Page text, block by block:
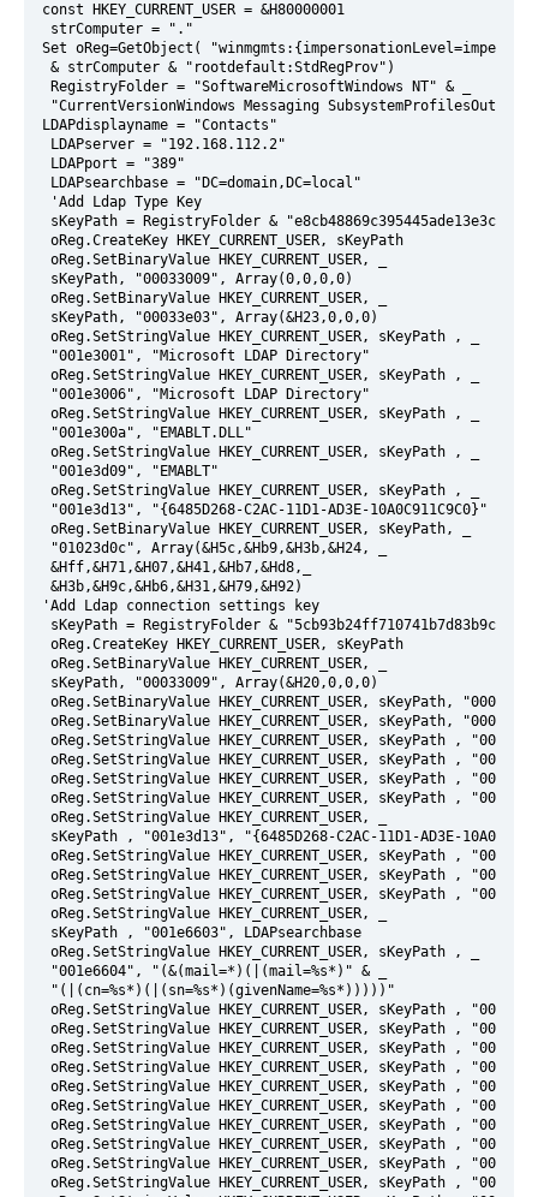
const HKEY_CURRENT_USER = &H80000001
strComputer = "."
Set oReg=GetObject(
& strComputer & "rootdefault:StdRegProv")
RegistryFolder = "SoftwareMicrosoftWindows NT" & _
"CurrentVersionWindows Messaging SubsystemProfilesOutlook"
LDAPdisplayname = "Contacts"
LDAPserver = "192.168.112.2"
LDAPport = "389"
LDAPsearchbase = "DC=domain,DC=local"
'Add Ldap Type Key
sKeyPath = RegistryFolder &
oReg.CreateKey HKEY_CURRENT_USER, sKeyPath
oReg.SetBinaryValue HKEY_CURRENT_USER, _
sKeyPath, "00033009", Array(0,0,0,0)
oReg.SetBinaryValue HKEY_CURRENT_USER, _
sKeyPath, "00033e03", Array(&H23,0,0,0)
oReg.SetStringValue HKEY_CURRENT_USER, sKeyPath , _
"001e3001", "Microsoft LDAP Directory"
oReg.SetStringValue HKEY_CURRENT_USER, sKeyPath , _
"001e3006", "Microsoft LDAP Directory"
oReg.SetStringValue HKEY_CURRENT_USER, sKeyPath , _
"001e300a", "EMABLT.DLL"
oReg.SetStringValue HKEY_CURRENT_USER, sKeyPath , _
"001e3d09", "EMABLT"
oReg.SetStringValue HKEY_CURRENT_USER, sKeyPath , _
"001e3d13", "{6485D268-C2AC-11D1-AD3E-10A0C911C9C0}"
oReg.SetBinaryValue HKEY_CURRENT_USER, sKeyPath, _
"01023d0c", Array(&H5c,&Hb9,&H3b,&H24, _
&Hff,&H71,&H07,&H41,&Hb7,&Hd8,_
&H3b,&H9c,&Hb6,&H31,&H79,&H92)
'Add Ldap connection settings key
sKeyPath = RegistryFolder &
oReg.CreateKey HKEY_CURRENT_USER, sKeyPath
oReg.SetBinaryValue HKEY_CURRENT_USER, _
sKeyPath, "00033009", Array(&H20,0,0,0)
oReg.SetBinaryValue HKEY_CURRENT_USER, sKeyPath,
oReg.SetBinaryValue HKEY_CURRENT_USER, sKeyPath,
oReg.SetStringValue HKEY_CURRENT_USER, sKeyPath ,
oReg.SetStringValue HKEY_CURRENT_USER, sKeyPath ,
oReg.SetStringValue HKEY_CURRENT_USER, sKeyPath ,
oReg.SetStringValue HKEY_CURRENT_USER, sKeyPath ,
oReg.SetStringValue HKEY_CURRENT_USER, _
sKeyPath , "001e3d13", "{6485D268-C2AC-11D1-AD3E-
oReg.SetStringValue HKEY_CURRENT_USER, sKeyPath ,
oReg.SetStringValue HKEY_CURRENT_USER, sKeyPath ,
oReg.SetStringValue HKEY_CURRENT_USER, sKeyPath ,
oReg.SetStringValue HKEY_CURRENT_USER, _
sKeyPath , "001e6603", LDAPsearchbase
oReg.SetStringValue HKEY_CURRENT_USER, sKeyPath , _
"001e6604", "(&(mail=*)(|(mail=%s*)" & _
"(|(cn=%s*)(|(sn=%s*)(givenName=%s*)))))"
oReg.SetStringValue HKEY_CURRENT_USER, sKeyPath ,
oReg.SetStringValue HKEY_CURRENT_USER, sKeyPath ,
oReg.SetStringValue HKEY_CURRENT_USER, sKeyPath ,
oReg.SetStringValue HKEY_CURRENT_USER, sKeyPath ,
oReg.SetStringValue HKEY_CURRENT_USER, sKeyPath ,
oReg.SetStringValue HKEY_CURRENT_USER, sKeyPath ,
oReg.SetStringValue HKEY_CURRENT_USER, sKeyPath ,
oReg.SetStringValue HKEY_CURRENT_USER, sKeyPath ,
oReg.SetStringValue HKEY_CURRENT_USER, sKeyPath ,
oReg.SetStringValue HKEY_CURRENT_USER, sKeyPath ,